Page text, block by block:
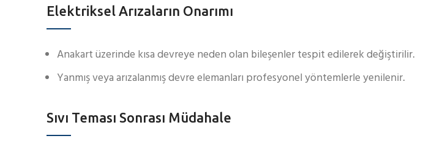
Elektriksel Arızaların Onarımı
Anakart üzerinde kısa devreye neden olan bileşenler tespit edilerek değiştirilir.
Yanmış veya arızalanmış devre elemanları profesyonel yöntemlerle yenilenir.
Sıvı Teması Sonrası Müdahale